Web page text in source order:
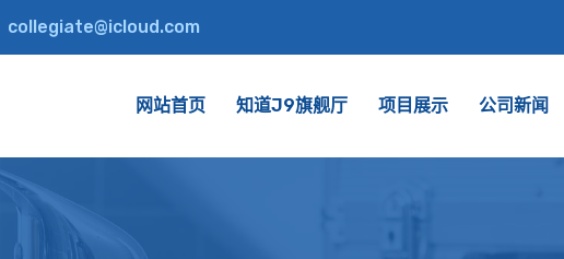
collegiate@icloud.com
网站首页 知道J9旗舰厅 项目展示 公司新闻